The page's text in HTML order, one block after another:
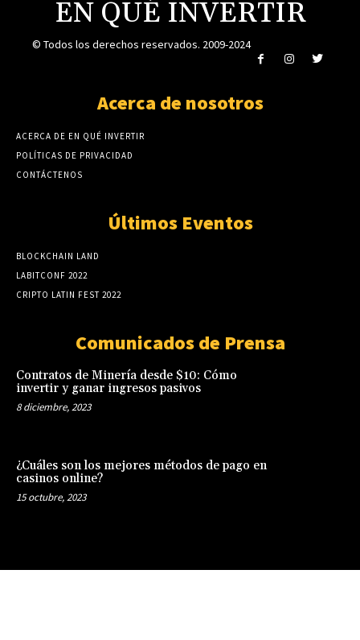
EN QUÉ INVERTIR
© Todos los derechos reservados. 2009-2024
Acerca de nosotros
ACERCA DE EN QUÉ INVERTIR
POLÍTICAS DE PRIVACIDAD
CONTÁCTENOS
Últimos Eventos
BLOCKCHAIN LAND
LABITCONF 2022
CRIPTO LATIN FEST 2022
Comunicados de Prensa
Contratos de Minería desde $10: Cómo
invertir y ganar ingresos pasivos
8 diciembre, 2023
¿Cuáles son los mejores métodos de pago en
casinos online?
15 octubre, 2023